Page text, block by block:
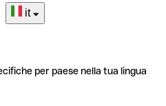
it
per paese nella tua lingua